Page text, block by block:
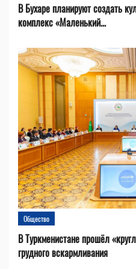
В Бухаре планируют создать
комплекс «Маленький...
Общество
В Туркменистане прошёл
грудного вскармливания